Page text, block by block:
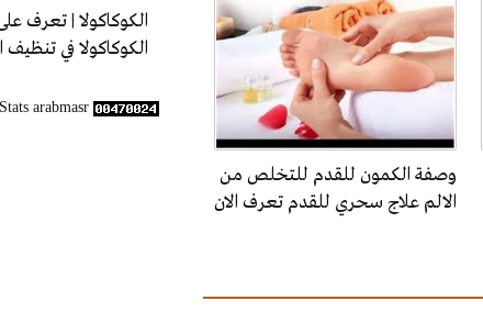
الكوكاكولا في
arabmasr
وصفة الكمون للقدم للتخلص من
الالم علاج سحري للقدم تعرف الان